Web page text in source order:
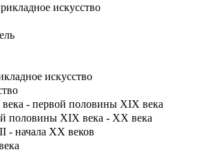
искусство
искусство
- первой половины XIX века
половины XIX века - XX века
- начала XX веков